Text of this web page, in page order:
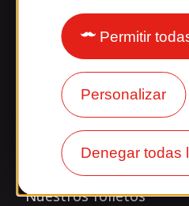
Permitir
Personalizar
Denegar todas
¿Le sorprende
diseño?
Nuestros horarios
Acceso y transporte
Nuestros folletos